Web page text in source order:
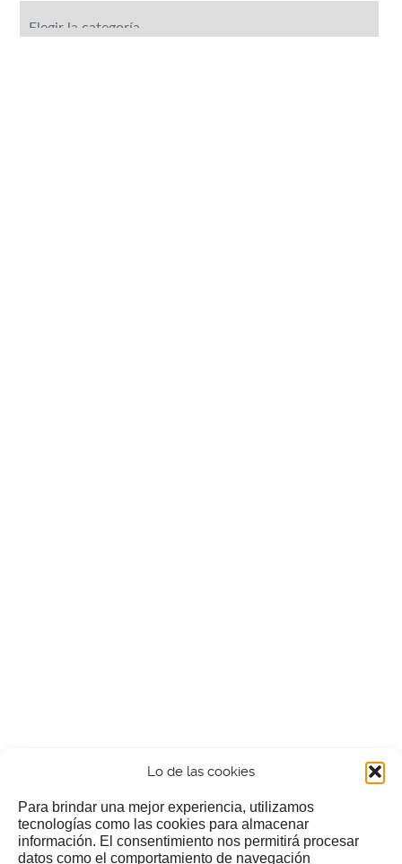
Lo de las cookies
Para brindar una mejor experiencia, utilizamos
tecnologías como las cookies para almacenar
información. El consentimiento nos permitirá procesar
datos como el comportamiento de navegación
¿Nos invitas a un cafecillo?